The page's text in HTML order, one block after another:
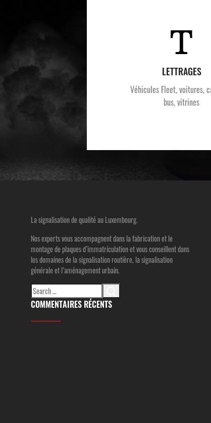
LETTRAGES
Véhicules Fleet, voitures,
bus, vitrines
La signalisation de qualité au Luxembourg.
Nos experts vous accompagnent dans la fabrication et le
montage de plaques d’immatriculation et vous conseillent dans
les domaines de la signalisation routière, la signalisation
générale et l’aménagement urbain.
Search
for:
COMMENTAIRES RÉCENTS